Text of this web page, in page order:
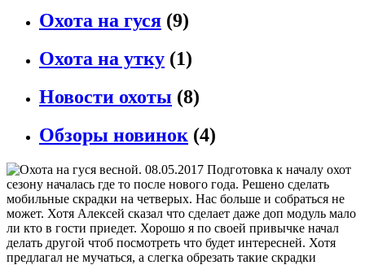
Охота на гуся (9)
Охота на утку (1)
Новости охоты (8)
Обзоры новинок (4)
08.05.2017 Подготовка к началу охот
сезону началась где то после нового года. Решено сделать
мобильные скрадки на четверых. Нас больше и собраться не
может. Хотя Алексей сказал что сделает даже доп модуль мало
ли кто в гости приедет. Хорошо я по своей привычке начал
делать другой чтоб посмотреть что будет интересней. Хотя
предлагал не мучаться, а слегка обрезать такие скрадки